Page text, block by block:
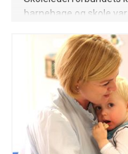
barnehage og skole